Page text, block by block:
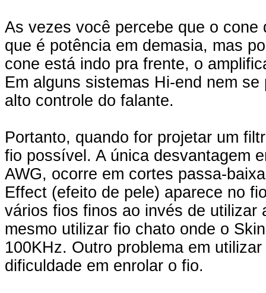
As vezes você percebe que o
que é potência em demasia, mas
cone está indo pra frente, o
Em alguns sistemas Hi-end nem
alto controle do falante.
Portanto, quando for projetar um
fio possível. A única desvantagem
AWG, ocorre em cortes passa-
Effect (efeito de pele) aparece no
vários fios finos ao invés de utilizar
mesmo utilizar fio chato onde o
100KHz. Outro problema em
dificuldade em enrolar o fio.